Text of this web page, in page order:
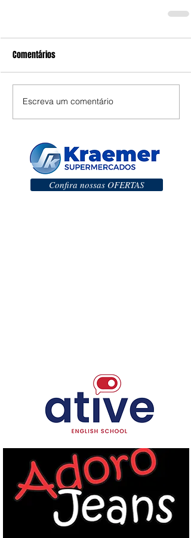
Comentários
Escreva um comentário
Confira nossas OFERTAS